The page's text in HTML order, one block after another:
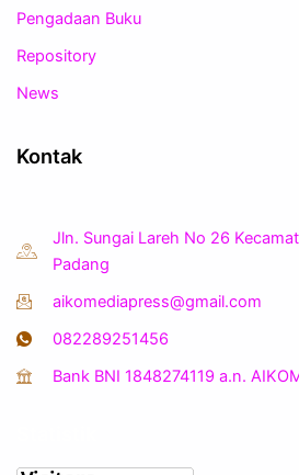
Pengadaan Buku
Repository
News
Kontak
Jln. Sungai Lareh No 26
Padang
aikomediapress@gmail.com
082289251456
Bank BNI 1848274119 a.n.